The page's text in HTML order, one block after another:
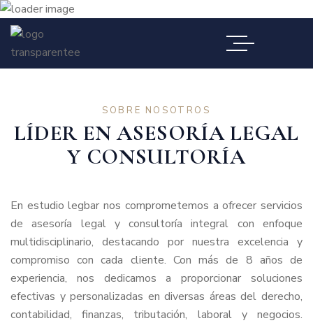
SOBRE NOSOTROS
LÍDER EN ASESORÍA LEGAL
Y CONSULTORÍA
En estudio legbar nos comprometemos a ofrecer servicios
de asesoría legal y consultoría integral con enfoque
multidisciplinario, destacando por nuestra excelencia y
compromiso con cada cliente. Con más de 8 años de
experiencia, nos dedicamos a proporcionar soluciones
efectivas y personalizadas en diversas áreas del derecho,
contabilidad, finanzas, tributación, laboral y negocios.